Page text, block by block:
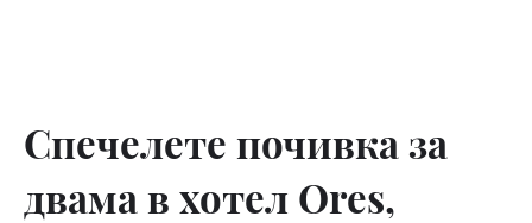
Спечелете почивка за
двама в хотел Ores,